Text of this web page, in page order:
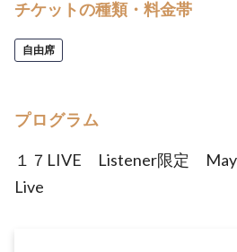
チケットの種類・料金帯
自由席
プログラム
１７LIVE Listener限定
Live